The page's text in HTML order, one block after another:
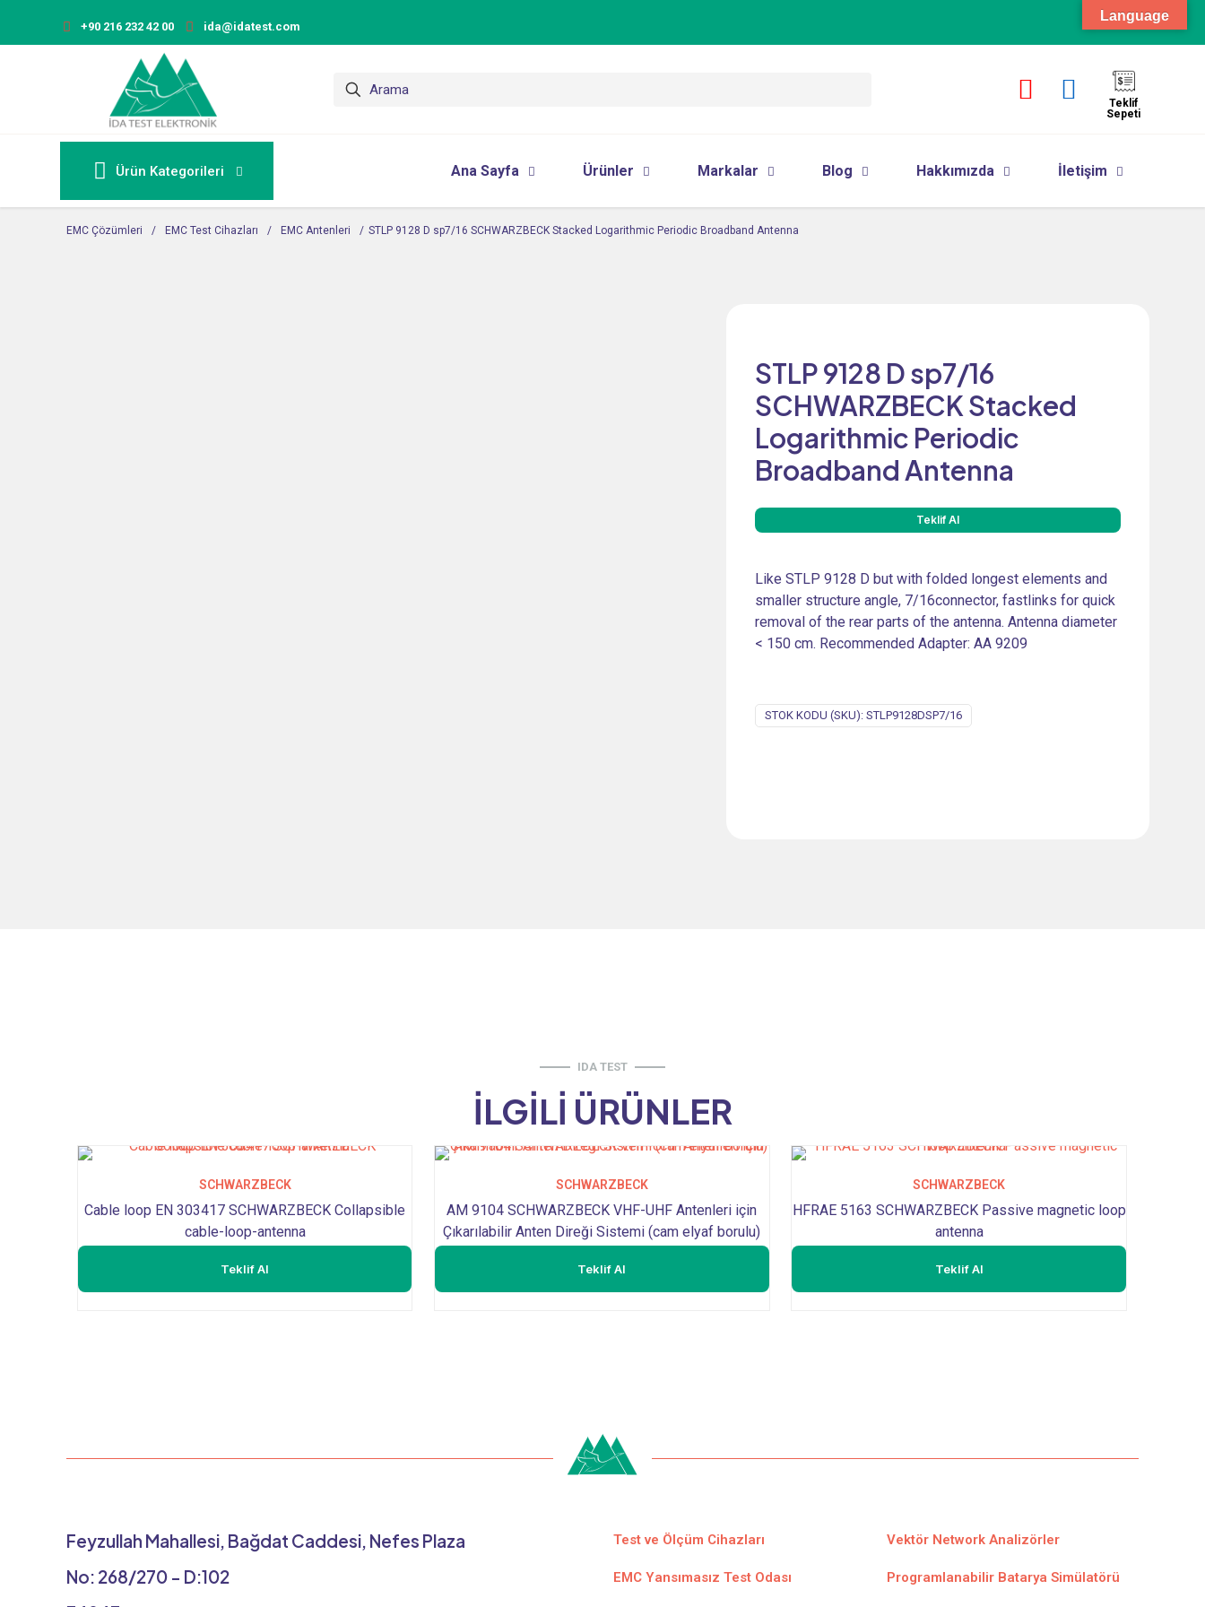
+90 216 232 42 00 ida@idatest.com
Teklif
Sepeti
Ürün Kategorileri Ana Sayfa Ürünler Markalar Blog Hakkımızda İletişim
EMC Çözümleri / EMC Test Cihazları / EMC Antenleri / STLP 9128 D sp7/16 SCHWARZBECK Stacked Logarithmic Periodic Broadband Antenna
STLP 9128 D sp7/16
SCHWARZBECK Stacked
Logarithmic Periodic
Broadband Antenna
Teklif Al
Like STLP 9128 D but with folded longest elements and
smaller structure angle, 7/16connector, fastlinks for quick
removal of the rear parts of the antenna. Antenna diameter
< 150 cm. Recommended Adapter: AA 9209
STOK KODU (SKU): STLP9128DSP7/16
IDA TEST
İLGILI ÜRÜNLER
SCHWARZBECK
Cable loop EN 303417 SCHWARZBECK Collapsible
cable-loop-antenna
Teklif Al
SCHWARZBECK
AM 9104 SCHWARZBECK VHF-UHF Antenleri için
Çıkarılabilir Anten Direği Sistemi (cam elyaf borulu)
Teklif Al
SCHWARZBECK
HFRAE 5163 SCHWARZBECK Passive magnetic loop
antenna
Teklif Al
Feyzullah Mahallesi, Bağdat Caddesi, Nefes Plaza
No: 268/270 - D:102
Test ve Ölçüm Cihazları
EMC Yansımasız Test Odası
Vektör Network Analizörler
Programlanabilir Batarya Simülatörü
Language